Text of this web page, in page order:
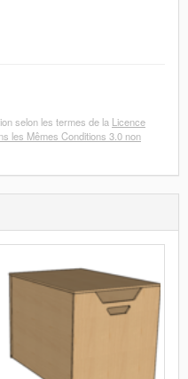
selon les termes de la Licence
les Mêmes Conditions 3.0 non